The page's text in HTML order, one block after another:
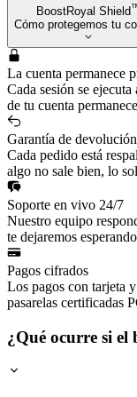
BoostRoyal Shield
Cómo protegemos tu
La cuenta permanece
Cada sesión se
de tu cuenta
Garantía de
Cada pedido está
algo no sale bien, lo
Soporte en vivo 24/7
Nuestro equipo
te dejaremos
Pagos cifrados
Los pagos con tarjeta
pasarelas certificadas
¿Qué ocurre si